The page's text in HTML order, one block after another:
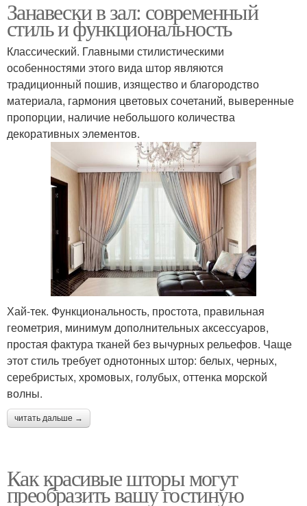
Занавески в зал: современный
стиль и функциональность
Классический. Главными стилистическими
особенностями этого вида штор являются
традиционный пошив, изящество и благородство
материала, гармония цветовых сочетаний, выверенные
пропорции, наличие небольшого количества
декоративных элементов.
Хай-тек. Функциональность, простота, правильная
геометрия, минимум дополнительных аксессуаров,
простая фактура тканей без вычурных рельефов. Чаще
этот стиль требует однотонных штор: белых, черных,
серебристых, хромовых, голубых, оттенка морской
волны.
читать дальше →
Как красивые шторы могут
преобразить вашу гостиную